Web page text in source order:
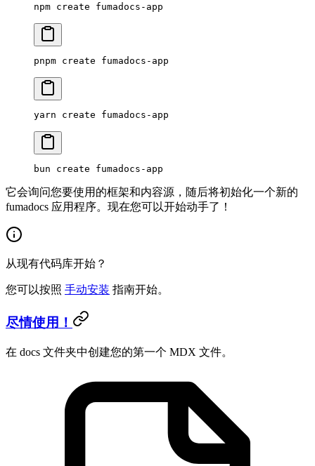
npm create fumadocs-app
pnpm create fumadocs-app
yarn create fumadocs-app
bun create fumadocs-app
它会询问您要使用的框架和内容源，随后将初始化一个新的
fumadocs 应用程序。现在您可以开始动手了！
从现有代码库开始？
您可以按照 手动安装 指南开始。
尽情使用！
在 docs 文件夹中创建您的第一个 MDX 文件。